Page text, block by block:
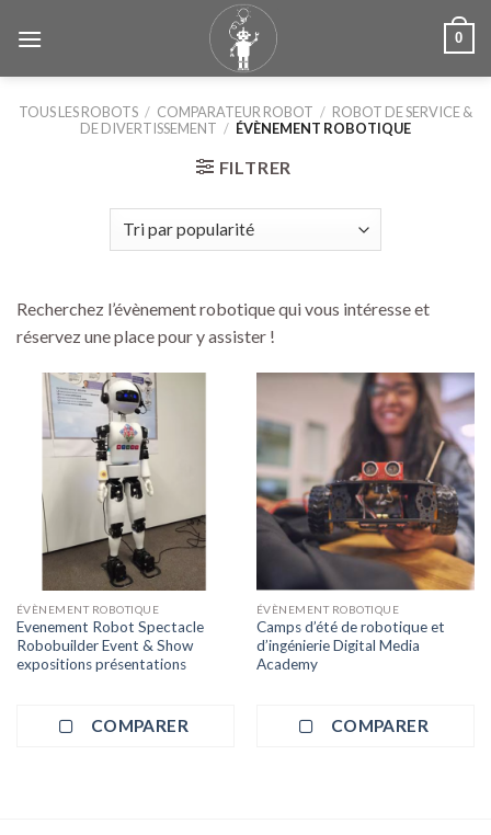
0
TOUS LES ROBOTS / COMPARATEUR ROBOT / ROBOT DE SERVICE &
DE DIVERTISSEMENT / ÉVÈNEMENT ROBOTIQUE
FILTRER
Recherchez l’évènement robotique qui vous intéresse et
réservez une place pour y assister !
ÉVÈNEMENT ROBOTIQUE
Evenement Robot Spectacle
Robobuilder Event & Show
expositions présentations
COMPARER
ÉVÈNEMENT ROBOTIQUE
Camps d’été de robotique et
d’ingénierie Digital Media
Academy
COMPARER